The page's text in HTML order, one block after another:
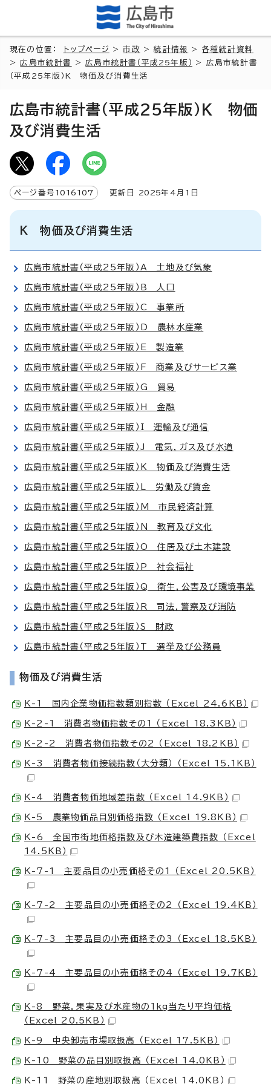
現在の位置： トップページ >市政 >統計情報 > 各種統計資料
>広島市統計書 >広島市統計書（平成25年版）
> 広島市統計書
（平成25年版）K 物価及び消費生活
広島市統計書（平成25年版）K 物価
及び消費生活
ページ番号 1016107 更新日 2025年4月1日
K 物価及び消費生活
広島市統計書（平成25年版）A 土地及び気象
広島市統計書（平成25年版）B 人口
広島市統計書（平成25年版）C 事業所
広島市統計書（平成25年版）D 農林水産業
広島市統計書（平成25年版）E 製造業
広島市統計書（平成25年版）F 商業及びサービス業
広島市統計書（平成25年版）G 貿易
広島市統計書（平成25年版）H 金融
広島市統計書（平成25年版）I 運輸及び通信
広島市統計書（平成25年版）J 電気，ガス及び水道
広島市統計書（平成25年版）K 物価及び消費生活
広島市統計書（平成25年版）L 労働及び賃金
広島市統計書（平成25年版）M 市民経済計算
広島市統計書（平成25年版）N 教育及び文化
広島市統計書（平成25年版）O 住居及び土木建設
広島市統計書（平成25年版）P 社会福祉
広島市統計書（平成25年版）Q 衛生，公害及び環境事業
広島市統計書（平成25年版）R 司法，警察及び消防
広島市統計書（平成25年版）S 財政
広島市統計書（平成25年版）T 選挙及び公務員
物価及び消費生活
K-1 国内企業物価指数類別指数 （Excel 24.6KB）
K-2-1 消費者物価指数その1 （Excel 18.3KB）
K-2-2 消費者物価指数その2 （Excel 18.2KB）
K-3 消費者物価接続指数（大分類） （Excel 15.1KB）
K-4 消費者物価地域差指数 （Excel 14.9KB）
K-5 農業物価品目別価格指数 （Excel 19.8KB）
K-6 全国市街地価格指数及び木造建築費指数 （Excel
14.5KB）
K-7-1 主要品目の小売価格その1 （Excel 20.5KB）
K-7-2 主要品目の小売価格その2 （Excel 19.4KB）
K-7-3 主要品目の小売価格その3 （Excel 18.5KB）
K-7-4 主要品目の小売価格その4 （Excel 19.7KB）
K-8 野菜，果実及び水産物の1kg当たり平均価格
（Excel 20.5KB）
K-9 中央卸売市場取扱高 （Excel 17.5KB）
K-10 野菜の品目別取扱高 （Excel 14.0KB）
K-11 野菜の産地別取扱高 （Excel 14.0KB）